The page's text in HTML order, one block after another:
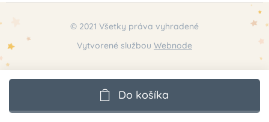
Do košíka
© 2021 Všetky práva vyhradené
Vytvorené službou Webnode